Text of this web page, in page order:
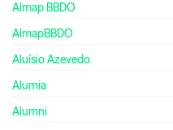
Almap BBDO
AlmapBBDO
Aluísio Azevedo
Alumia
Alumni